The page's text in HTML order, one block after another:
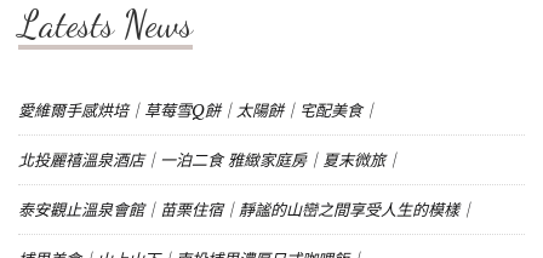
Latests News
愛維爾手感烘培｜草莓雪Q餅｜太陽餅｜宅配美食｜
北投麗禧溫泉酒店｜一泊二食 雅緻家庭房｜夏末微旅｜
泰安觀止溫泉會館｜苗栗住宿｜靜謐的山巒之間享受人生的模樣｜